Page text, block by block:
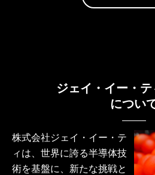
ジェイ・イー・テ
につい
株式会社ジェイ・イー・テ
ィは、世界に誇る半導体技
術を基盤に、新たな挑戦と